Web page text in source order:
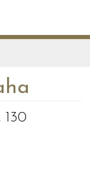
130